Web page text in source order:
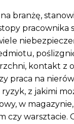
branżę,
pracownika
kontakt z
praca na
z jakimi
w magazynie,
czy warsztacie.